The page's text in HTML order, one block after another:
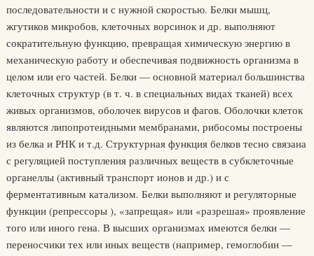
последовательности и с нужной скоростью. Белки мышц,
жгутиков микробов, клеточных ворсинок и др. выполняют
сократительную функцию, превращая химическую энергию в
механическую работу и обеспечивая подвижность организма в
целом или его частей. Белки — основной материал большинства
клеточных структур (в т. ч. в специальных видах тканей) всех
живых организмов, оболочек вирусов и фагов. Оболочки клеток
являются липопротеидными мембранами, рибосомы построены
из белка и РНК и т.д. Структурная функция белков тесно связана
с регуляцией поступления различных веществ в субклеточные
органеллы (активный транспорт ионов и др.) и с
ферментативным катализом. Белки выполняют и регуляторные
функции (репрессоры ), «запрещая» или «разрешая» проявление
того или иного гена. В высших организмах имеются белки —
переносчики тех или иных веществ (например, гемоглобин —